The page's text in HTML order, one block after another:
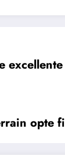
opte